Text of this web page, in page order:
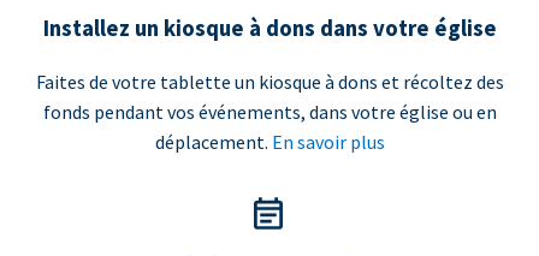
Installez un kiosque à dons dans votre église
Faites de votre tablette un kiosque à dons et récoltez des
fonds pendant vos événements, dans votre église ou en
déplacement. En savoir plus